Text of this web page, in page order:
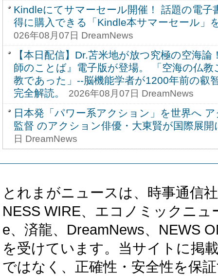
Kindleにてサマーセール開催！ 話題の電子
得に購入できる「Kindle本サマーセール」
026年08月07日 DreamNews
【本日配信】Dr.苫米地が放つ究極の空海
師のことば』電子版が登場。 「空海の仏教
教であった」--脳機能学者が1200年前の叡
完全解読。
2026年08月07日 DreamNews
日本発「パワー系アクション」を世界へ
監督 のアクション俳優・大東賢が国際展開
日 DreamNews
とれまがニュースは、時事通信
NESS WIRE、エコノミックニ
e、済龍、DreamNews、NEWS
を受けています。当サイトに掲
ではなく、正確性・安全性を保